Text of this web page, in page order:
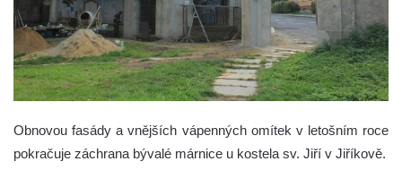
Obnovou fasády a vnějších vápenných omítek v letošním roce
pokračuje záchrana bývalé márnice u kostela sv. Jiří v Jiříkově.